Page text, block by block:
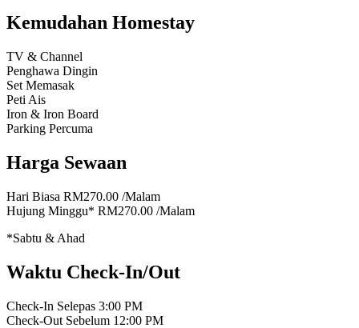
Kemudahan Homestay
TV & Channel
Penghawa Dingin
Set Memasak
Peti Ais
Iron & Iron Board
Parking Percuma
Harga Sewaan
Hari Biasa RM270.00 /Malam
Hujung Minggu* RM270.00 /Malam
*Sabtu & Ahad
Waktu Check-In/Out
Check-In Selepas 3:00 PM
Check-Out Sebelum 12:00 PM